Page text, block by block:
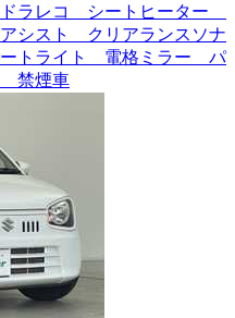
ラレコ シートヒーター
シスト クリアランスソナ
トライト 電格ミラー パ
禁煙車